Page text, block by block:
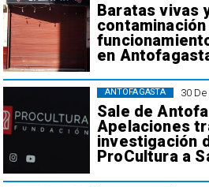
Baratas vivas
en
30
Sale de
Apelaciones
investigación
ProCultura a
ANTOFAGASTA